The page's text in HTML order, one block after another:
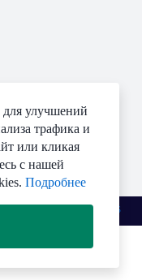
улучшений
трафика и
или кликая
с нашей
Подробнее